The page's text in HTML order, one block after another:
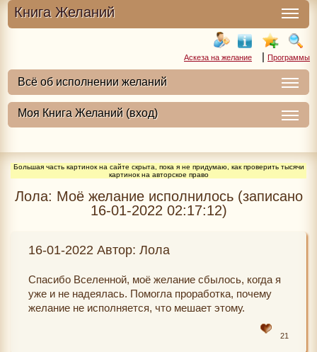
Книга Желаний
Аскеза на желание | Программы
Большая часть картинок на сайте скрыта, пока я не придумаю, как проверить тысячи
картинок на авторское право
Лола: Моё желание исполнилось (записано
16-01-2022 02:17:12)
16-01-2022 Автор: Лола
Спасибо Вселенной, моё желание сбылось, когда я
уже и не надеялась. Помогла проработка, почему
желание не исполняется, что мешает этому.
21